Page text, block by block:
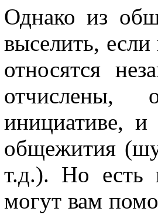
Однако из
выселить,
относятся
отчислены,
инициативе,
общежития
т.д.). Но есть
могут вам